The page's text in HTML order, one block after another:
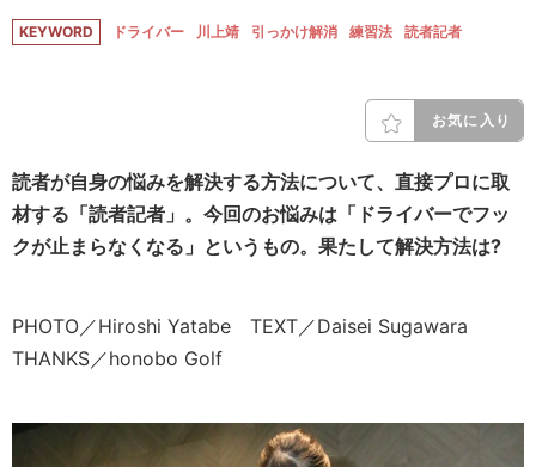
KEYWORD ドライバー 川上靖 引っかけ解消 練習法 読者記者
お気に入り
読者が自身の悩みを解決する方法について、直接プロに取
材する「読者記者」。今回のお悩みは「ドライバーでフッ
クが止まらなくなる」というもの。果たして解決方法は?
PHOTO／Hiroshi Yatabe TEXT／Daisei Sugawara
THANKS／honobo Golf